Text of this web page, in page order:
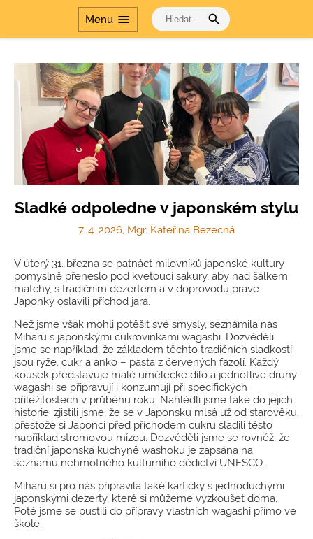
Menu menu search
Sladké odpoledne v japonském stylu
7. 4. 2026, Mgr. Kateřina Bezecná
V úterý 31. března se patnáct milovníků japonské kultury
pomyslně přeneslo pod kvetoucí sakury, aby nad šálkem
matchy, s tradičním dezertem a v doprovodu pravé
Japonky oslavili příchod jara.
Než jsme však mohli potěšit své smysly, seznámila nás
Miharu s japonskými cukrovinkami wagashi. Dozvěděli
jsme se například, že základem těchto tradičních sladkostí
jsou rýže, cukr a anko – pasta z červených fazolí. Každý
kousek představuje malé umělecké dílo a jednotlivé druhy
wagashi se připravují i konzumují při specifických
příležitostech v průběhu roku. Nahlédli jsme také do jejich
historie: zjistili jsme, že se v Japonsku mlsá už od starověku,
přestože si Japonci před příchodem cukru sladili těsto
například stromovou mízou. Dozvěděli jsme se rovněž, že
tradiční japonská kuchyně washoku je zapsána na
seznamu nehmotného kulturního dědictví UNESCO.
Miharu si pro nás připravila také kartičky s jednoduchými
japonskými dezerty, které si můžeme vyzkoušet doma.
Poté jsme se pustili do přípravy vlastních wagashi přímo ve
škole.